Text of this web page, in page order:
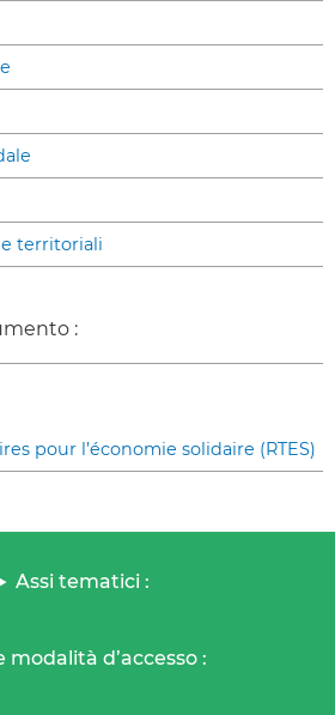
territoriali
:
pour l’économie solidaire (RTES)
Assi tematici :
modalità d’accesso :